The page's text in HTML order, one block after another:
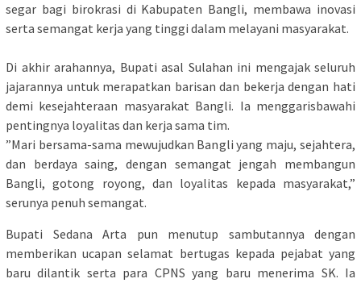
segar bagi birokrasi di Kabupaten Bangli, membawa inovasi
serta semangat kerja yang tinggi dalam melayani masyarakat.
​Di akhir arahannya, Bupati asal Sulahan ini mengajak seluruh
jajarannya untuk merapatkan barisan dan bekerja dengan hati
demi kesejahteraan masyarakat Bangli. Ia menggarisbawahi
pentingnya loyalitas dan kerja sama tim.
​”Mari bersama-sama mewujudkan Bangli yang maju, sejahtera,
dan berdaya saing, dengan semangat jengah membangun
Bangli, gotong royong, dan loyalitas kepada masyarakat,”
serunya penuh semangat.
​Bupati Sedana Arta pun menutup sambutannya dengan
memberikan ucapan selamat bertugas kepada pejabat yang
baru dilantik serta para CPNS yang baru menerima SK. Ia